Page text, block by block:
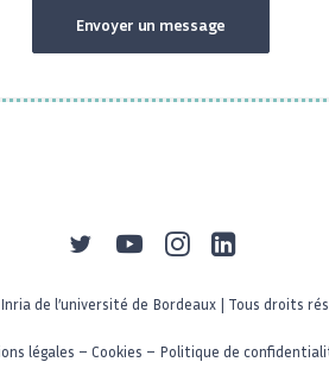
Envoyer un message
de l’université de Bordeaux | Tous droits
légales – Cookies – Politique de